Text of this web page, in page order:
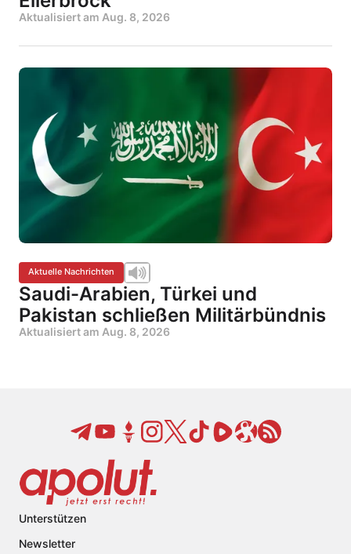
Aktualisiert am Aug. 8, 2026
Aktuelle Nachrichten
Saudi-Arabien, Türkei und
Pakistan schließen Militärbündnis
Aktualisiert am Aug. 8, 2026
Unterstützen
Newsletter